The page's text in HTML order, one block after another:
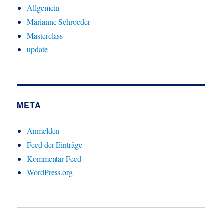
Allgemein
Marianne Schroeder
Masterclass
update
META
Anmelden
Feed der Einträge
Kommentar-Feed
WordPress.org